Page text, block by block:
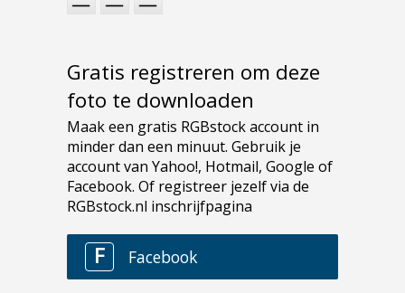
Gratis registreren om deze
foto te downloaden